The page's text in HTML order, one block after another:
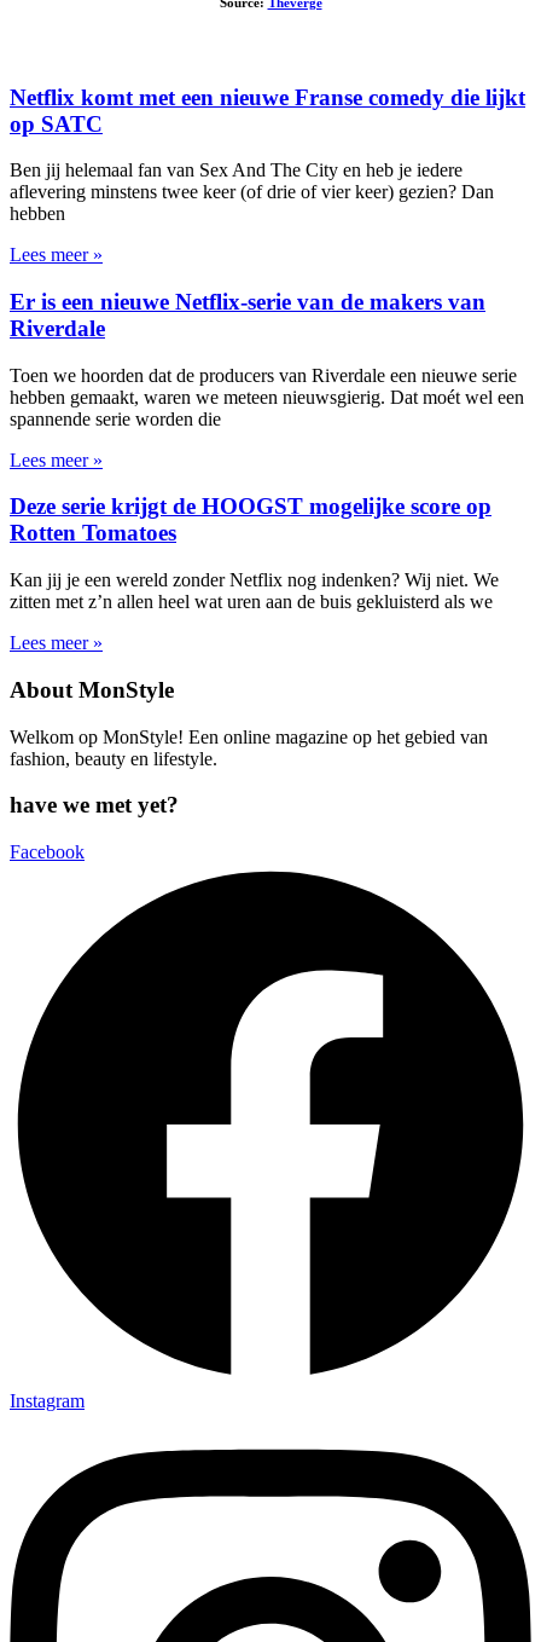
Netflix komt met een nieuwe Franse comedy die lijkt
op SATC
Ben jij helemaal fan van Sex And The City en heb je iedere
aflevering minstens twee keer (of drie of vier keer) gezien? Dan
hebben
Lees meer »
Er is een nieuwe Netflix-serie van de makers van
Riverdale
Toen we hoorden dat de producers van Riverdale een nieuwe serie
hebben gemaakt, waren we meteen nieuwsgierig. Dat moét wel een
spannende serie worden die
Lees meer »
Deze serie krijgt de HOOGST mogelijke score op
Rotten Tomatoes
Kan jij je een wereld zonder Netflix nog indenken? Wij niet. We
zitten met z’n allen heel wat uren aan de buis gekluisterd als we
Lees meer »
About MonStyle
Welkom op MonStyle! Een online magazine op het gebied van
fashion, beauty en lifestyle.
have we met yet?
Facebook
Instagram